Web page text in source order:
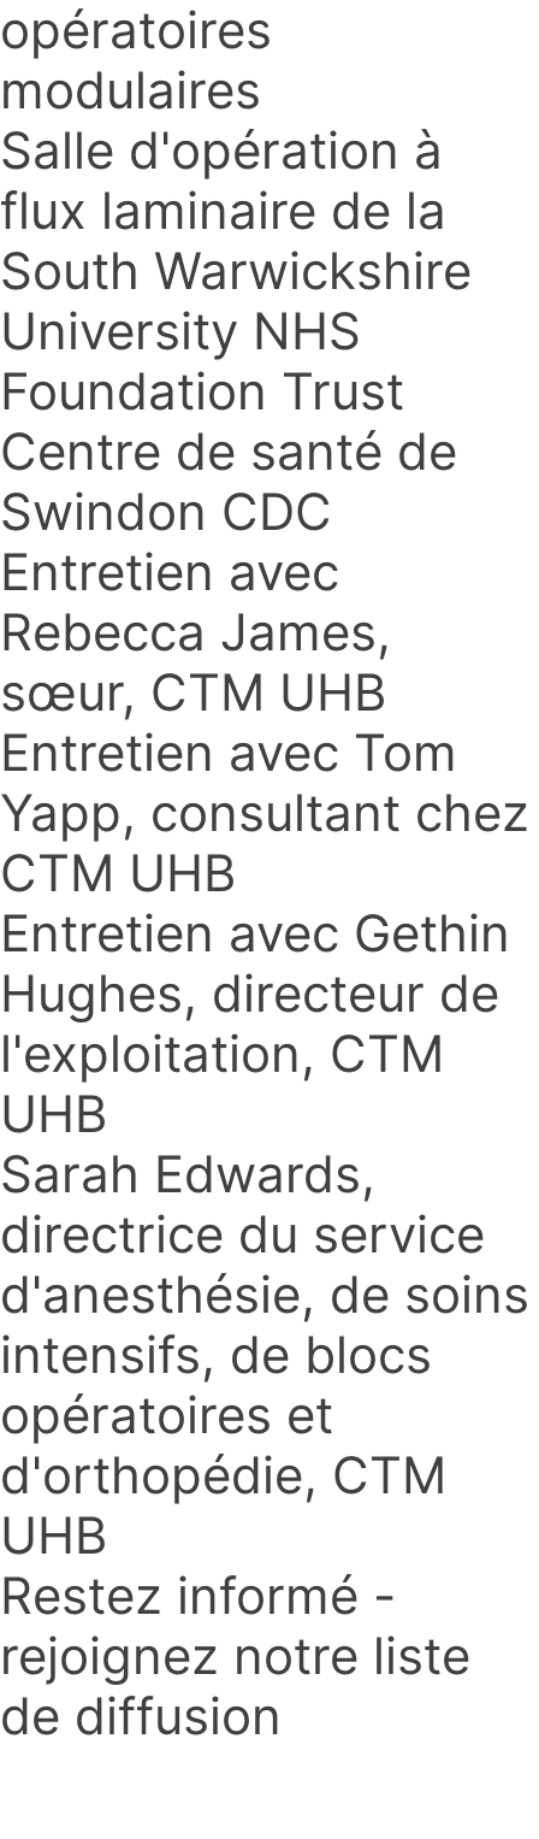
opératoires
modulaires
Salle d'opération à
flux laminaire de la
South Warwickshire
University NHS
Foundation Trust
Centre de santé de
Swindon CDC
Entretien avec
Rebecca James,
sœur, CTM UHB
Entretien avec Tom
Yapp, consultant chez
CTM UHB
Entretien avec Gethin
Hughes, directeur de
l'exploitation, CTM
UHB
Sarah Edwards,
directrice du service
d'anesthésie, de soins
intensifs, de blocs
opératoires et
d'orthopédie, CTM
UHB
Restez informé -
rejoignez notre liste
de diffusion